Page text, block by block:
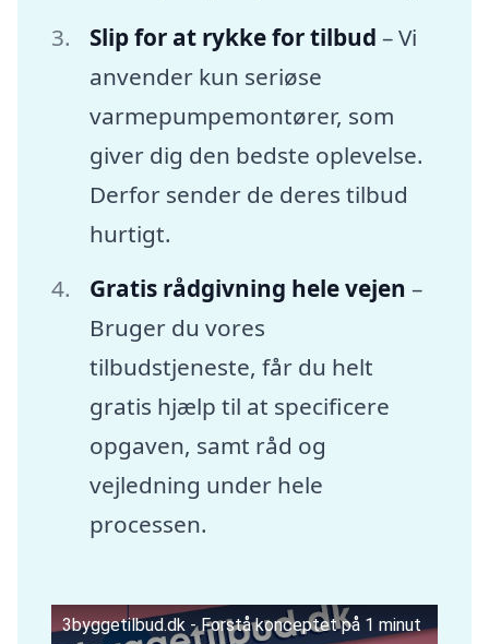
Slip for at rykke for tilbud – Vi
anvender kun seriøse
varmepumpemontører, som
giver dig den bedste oplevelse.
Derfor sender de deres tilbud
hurtigt.
Gratis rådgivning hele vejen –
Bruger du vores
tilbudstjeneste, får du helt
gratis hjælp til at specificere
opgaven, samt råd og
vejledning under hele
processen.
3byggetilbud.dk - Forstå konceptet på 1 minut